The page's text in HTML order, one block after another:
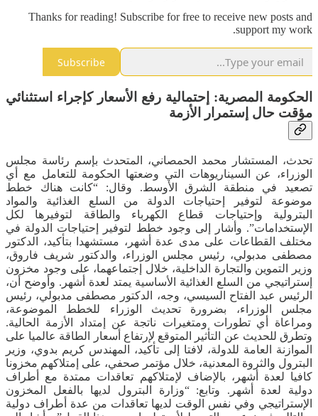
Thanks for reading! Subscribe for free to receive new posts and
support my work.
Subscribe
الحكومة المصرية: إحتمالية رفع الأسعار كإجراء استثنائي
مؤقت حال إستمرار الأزمة
تحدث، المستشار محمد الحمصاني، المتحدث بإسم رئاسة مجلس
الوزراء، عن السيناريوهات التي وضعتها الحكومة للتعامل مع أي
تصعيد في منطقة الشرق الأوسط. وقال: “كانت هناك خطط
موضوعة لتوفير إحتياجات الدولة من السلع الغذائية والمواد
البترولية وإحتياجات قطاع الكهرباء والطاقة لتوفيرها لكل
الإستخدامات”. وأشار إلى وجود خطط لتوفير إحتياجات الدولة في
مختلف القطاعات على مدى عدة أشهر، مستشهدا بتأكيد، الدكتور
مصطفى مدبولي، رئيس مجلس الوزراء، والدكتور شريف فاروق،
وزير التموين والتجارة الداخلية، خلال إجتماعهما، على وجود مخزون
إستراتيجي من السلع الغذائية الأساسية يمتد لعدة أشهر. وأوضح أن،
الرئيس عبد الفتاح السيسي، وجه، الدكتور مصطفى مدبولي، رئيس
مجلس الوزراء، بضرورة تحديث الوزراء للخطط الموضوعة،
ومراعاة أي تطورات ومتغيرات ناتجة عن إمتداد الأزمة الحالية.
وتطرق للحديث عن التأثير المتوقع لإرتفاع أسعار الطاقة عالميا على
الموازنة العامة للدولة، لافتا إلى تأكيد، المهندس كريم بدوي، وزير
البترول والثروة المعدنية، خلال مؤتمر صحفي، على إمتلاكهم مخزونا
كافيا لعدة أشهر، بالإضاف لإمتلاكهم تعاقدات ممتدة مع أطراف
دولية لعدة أشهر. وتابع: “وزارة البترول لديها بالفعل المخزون
الإستراتيجي وفي نفس الوقت لديها تعاقدات من عدة أطراف دولية